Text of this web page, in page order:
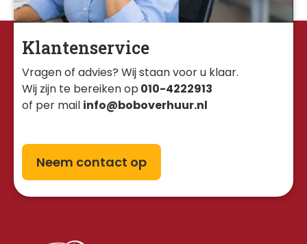
Klantenservice
Vragen of advies? Wij staan voor u klaar.
Wij zijn te bereiken op 010-4222913
of per mail info@boboverhuur.nl
Neem contact op